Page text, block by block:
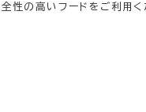
性の高いフードをご利用く